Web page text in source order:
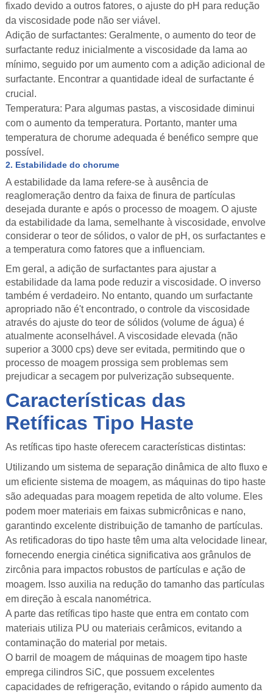
fixado devido a outros fatores, o ajuste do pH para redução
da viscosidade pode não ser viável.
Adição de surfactantes: Geralmente, o aumento do teor de
surfactante reduz inicialmente a viscosidade da lama ao
mínimo, seguido por um aumento com a adição adicional de
surfactante. Encontrar a quantidade ideal de surfactante é
crucial.
Temperatura: Para algumas pastas, a viscosidade diminui
com o aumento da temperatura. Portanto, manter uma
temperatura de chorume adequada é benéfico sempre que
possível.
2. Estabilidade do chorume
A estabilidade da lama refere-se à ausência de
reaglomeração dentro da faixa de finura de partículas
desejada durante e após o processo de moagem. O ajuste
da estabilidade da lama, semelhante à viscosidade, envolve
considerar o teor de sólidos, o valor de pH, os surfactantes e
a temperatura como fatores que a influenciam.
Em geral, a adição de surfactantes para ajustar a
estabilidade da lama pode reduzir a viscosidade. O inverso
também é verdadeiro. No entanto, quando um surfactante
apropriado não é't encontrado, o controle da viscosidade
através do ajuste do teor de sólidos (volume de água) é
atualmente aconselhável. A viscosidade elevada (não
superior a 3000 cps) deve ser evitada, permitindo que o
processo de moagem prossiga sem problemas sem
prejudicar a secagem por pulverização subsequente.
Características das
Retíficas Tipo Haste
As retíficas tipo haste oferecem características distintas:
Utilizando um sistema de separação dinâmica de alto fluxo e
um eficiente sistema de moagem, as máquinas do tipo haste
são adequadas para moagem repetida de alto volume. Eles
podem moer materiais em faixas submicrônicas e nano,
garantindo excelente distribuição de tamanho de partículas.
As retificadoras do tipo haste têm uma alta velocidade linear,
fornecendo energia cinética significativa aos grânulos de
zircônia para impactos robustos de partículas e ação de
moagem. Isso auxilia na redução do tamanho das partículas
em direção à escala nanométrica.
A parte das retíficas tipo haste que entra em contato com
materiais utiliza PU ou materiais cerâmicos, evitando a
contaminação do material por metais.
O barril de moagem de máquinas de moagem tipo haste
emprega cilindros SiC, que possuem excelentes
capacidades de refrigeração, evitando o rápido aumento da